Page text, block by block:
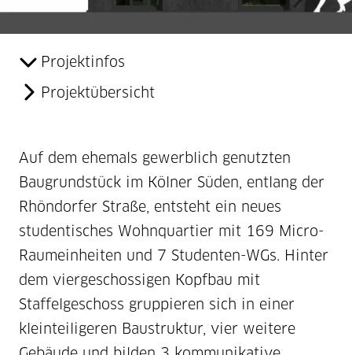
Projektinfos
Projektübersicht
Auf dem ehemals gewerblich genutzten
Baugrundstück im Kölner Süden, entlang der
Rhöndorfer Straße, entsteht ein neues
studentisches Wohnquartier mit 169 Micro-
Raumeinheiten und 7 Studenten-WGs. Hinter
dem viergeschossigen Kopfbau mit
Staffelgeschoss gruppieren sich in einer
kleinteiligeren Baustruktur, vier weitere